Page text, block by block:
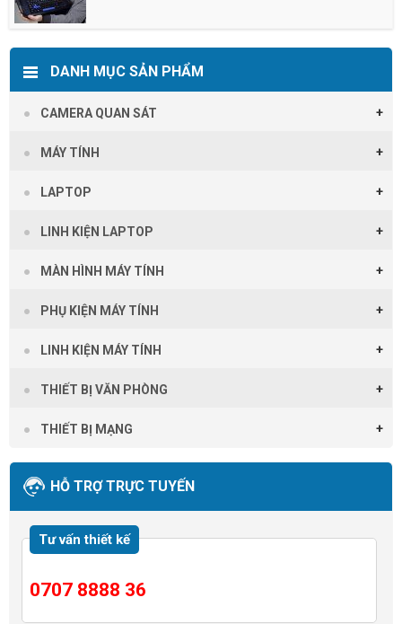
DANH MỤC SẢN PHẨM
CAMERA QUAN SÁT
MÁY TÍNH
LAPTOP
LINH KIỆN LAPTOP
MÀN HÌNH MÁY TÍNH
PHỤ KIỆN MÁY TÍNH
LINH KIỆN MÁY TÍNH
THIẾT BỊ VĂN PHÒNG
THIẾT BỊ MẠNG
HỖ TRỢ TRỰC TUYẾN
Tư vấn thiết kế
0707 8888 36